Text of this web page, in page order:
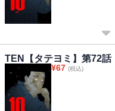
TEN【タテヨミ】第72話
¥67 (税込)